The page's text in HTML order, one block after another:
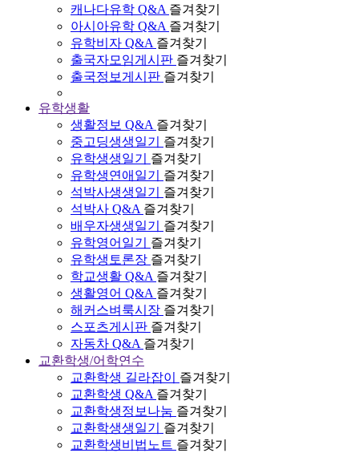
캐나다유학 Q&A 즐겨찾기
아시아유학 Q&A 즐겨찾기
유학비자 Q&A 즐겨찾기
출국자모임게시판 즐겨찾기
출국정보게시판 즐겨찾기
유학생활
생활정보 Q&A 즐겨찾기
중고딩생생일기
즐겨찾기
유학생생일기
즐겨찾기
유학생연애일기
즐겨찾기
석박사생생일기
즐겨찾기
석박사 Q&A 즐겨찾기
배우자생생일기
즐겨찾기
유학영어일기
즐겨찾기
유학생토론장 즐겨찾기
학교생활 Q&A 즐겨찾기
생활영어 Q&A 즐겨찾기
해커스벼룩시장 즐겨찾기
스포츠게시판 즐겨찾기
자동차 Q&A 즐겨찾기
교환학생/어학연수
교환학생 길라잡이
즐겨찾기
교환학생 Q&A 즐겨찾기
교환학생정보나눔 즐겨찾기
교환학생생일기
즐겨찾기
교환학생비법노트 즐겨찾기